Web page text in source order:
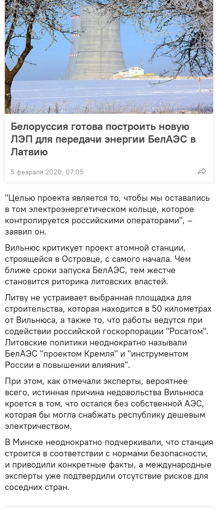
Белоруссия готова построить новую
ЛЭП для передачи энергии БелАЭС в
Латвию
5 февраля 2020, 07:05
"Целью проекта является то, чтобы мы оставались
в том электроэнергетическом кольце, которое
контролируется российскими операторами", –
заявил он.
Вильнюс критикует проект атомной станции,
строящейся в Островце, с самого начала. Чем
ближе сроки запуска БелАЭС, тем жестче
становится риторика литовских властей.
Литву не устраивает выбранная площадка для
строительства, которая находится в 50 километрах
от Вильнюса, а также то, что работы ведутся при
содействии российской госкорпорации "Росатом".
Литовские политики неоднократно называли
БелАЭС "проектом Кремля" и "инструментом
России в повышении влияния".
При этом, как отмечали эксперты, вероятнее
всего, истинная причина недовольства Вильнюса
кроется в том, что остался без собственной АЭС,
которая бы могла снабжать республику дешевым
электричеством.
В Минске неоднократно подчеркивали, что станция
строится в соответствии с нормами безопасности,
и приводили конкретные факты, а международные
эксперты уже подтвердили отсутствие рисков для
соседних стран.